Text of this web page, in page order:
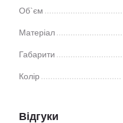
Об`єм
Матеріал
Габарити
Колір
Відгуки